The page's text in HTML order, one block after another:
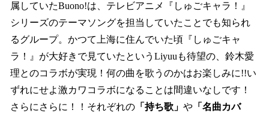
属していたBuono!は、テレビアニメ『しゅごキャラ！』
シリーズのテーマソングを担当していたことでも知られ
るグループ。かつて上海に住んでいた頃『しゅごキャ
ラ！』が大好きで見ていたというLiyuuも待望の、鈴木愛
理とのコラボが実現！何の曲を歌うのかはお楽しみに!!い
ずれにせよ激カワコラボになることは間違いなしです！
さらにさらに！！それぞれの 「持ち歌」 や 「名曲カバ